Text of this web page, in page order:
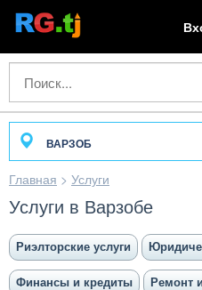
ВАРЗОБ
Главная > Услуги
Услуги в Варзобе
Риэлторские услуги
Финансы и кредиты Ремонт